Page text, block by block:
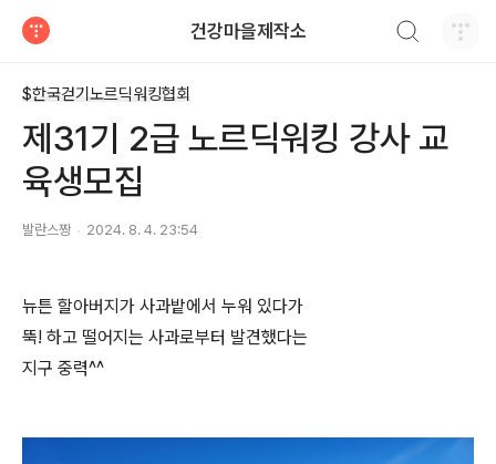
건강마을제작소
$한국걷기노르딕워킹협회
제31기 2급 노르딕워킹 강사 교
육생모집
발란스짱 2024. 8. 4. 23:54
뉴튼 할아버지가 사과밭에서 누워 있다가
뚝! 하고 떨어지는 사과로부터 발견했다는
지구 중력^^